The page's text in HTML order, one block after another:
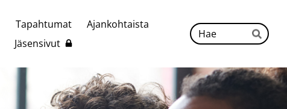
Tapahtumat
Ajankohtaista
Jäsensivut Hae